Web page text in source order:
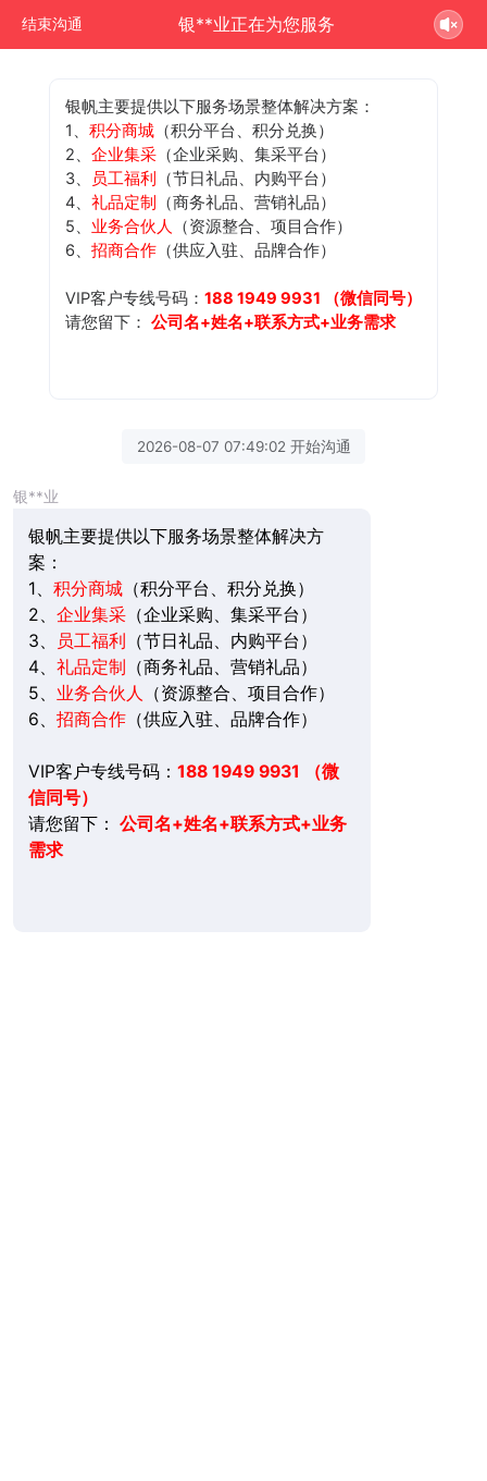
结束沟通 银**业正在为您服务
银帆主要提供以下服务场景整体解决方案：
1、 积分商城 （积分平台、积分兑换）
2、 企业集采 （企业采购、集采平台）
3、
员工福利
（节日礼品、内购平台）
4、 礼品定制
（商务礼品、营销礼品）
5、 业务合伙人
（资源整合、项目合作）
6、 招商合作 （供应入驻、品牌合作）
VIP客户专线号码： 188 1949 9931 （微信同号）
请您留下： 公司名+姓名+联系方式+业务需求
2026-08-07 07:49:02 开始沟通
银**业
银帆主要提供以下服务场景整体解决方
案：
1、 积分商城（积分平台、积分兑换）
2、 企业集采（企业采购、集采平台）
3、
员工福利 （节日礼品、内购平台）
4、 礼品定制 （商务礼品、营销礼品）
5、 业务合伙人
（资源整合、项目合作）
6、 招商合作（供应入驻、品牌合作）
VIP客户专线号码： 188 1949 9931 （微
信同号）
请您留下： 公司名+姓名+联系方式+业务
需求